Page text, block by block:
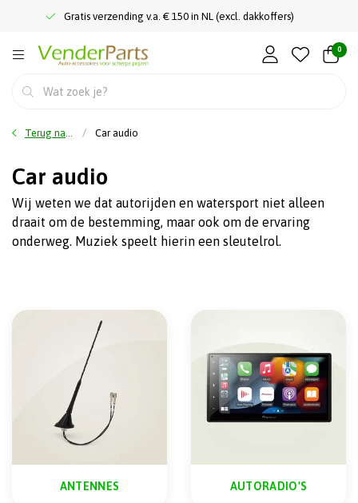
Gratis verzending v.a. € 150 in NL (excl. dakkoffers)
0
Terug naar home Car audio
Car audio
Wij weten we dat autorijden en watersport niet alleen
draait om de bestemming, maar ook om de ervaring
onderweg. Muziek speelt hierin een sleutelrol.
ANTENNES AUTORADIO'S